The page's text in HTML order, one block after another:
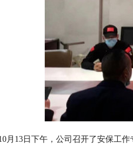
月13日下午，公司召开了安保工